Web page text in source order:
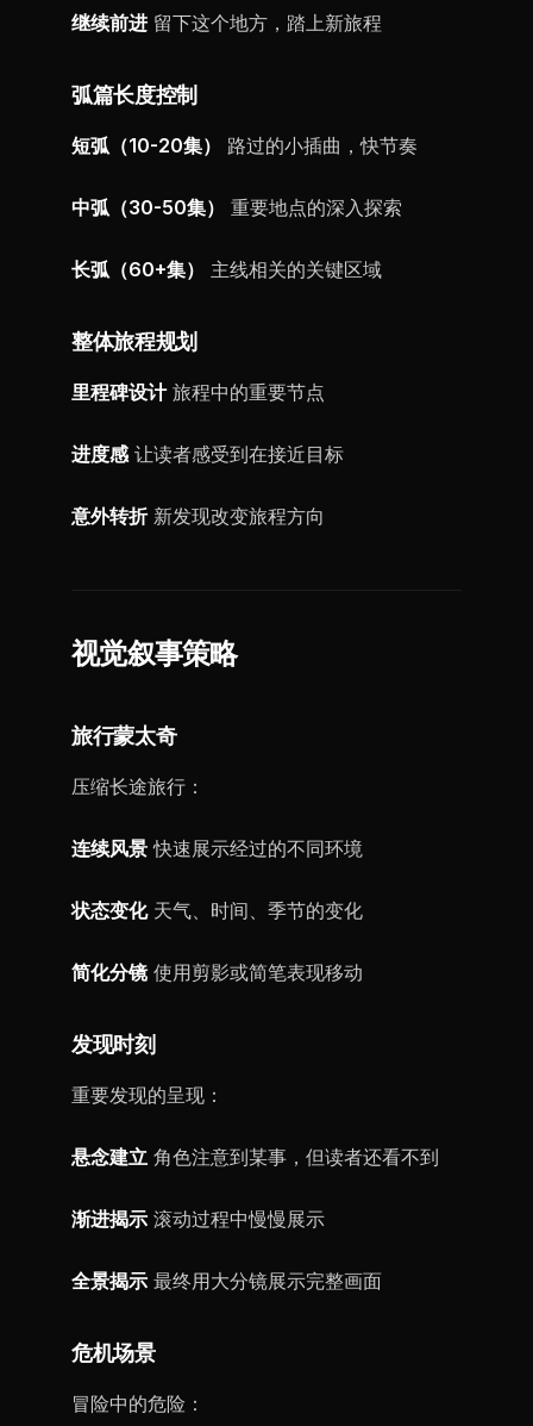
继续前进 留下这个地方，踏上新旅程
弧篇长度控制
短弧（10-20集） 路过的小插曲，快节奏
中弧（30-50集） 重要地点的深入探索
长弧（60+集） 主线相关的关键区域
整体旅程规划
里程碑设计旅程中的重要节点
进度感让读者感受到在接近目标
意外转折新发现改变旅程方向
视觉叙事策略
旅行蒙太奇
压缩长途旅行：
连续风景 快速展示经过的不同环境
状态变化天气、时间、季节的变化
简化分镜使用剪影或简笔表现移动
发现时刻
重要发现的呈现：
悬念建立 角色注意到某事，但读者还看不到
渐进揭示 滚动过程中慢慢展示
全景揭示 最终用大分镜展示完整画面
危机场景
冒险中的危险：